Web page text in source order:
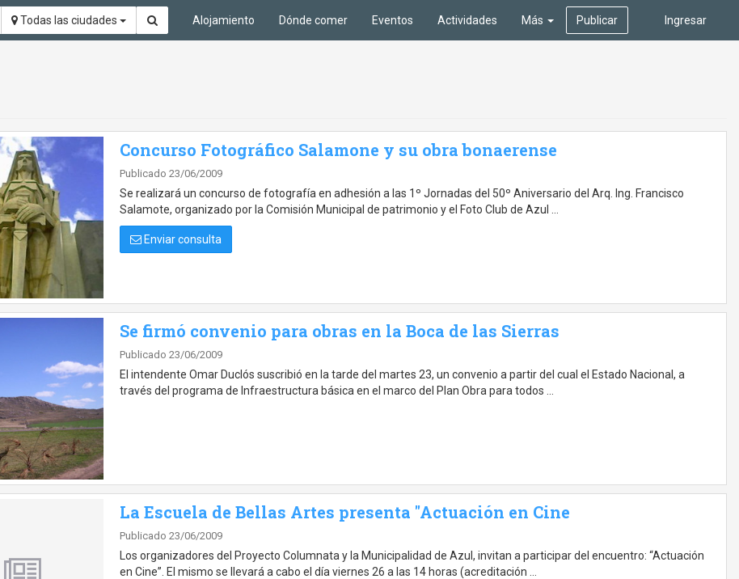
Todas las ciudades Ingresar
Alojamiento Dónde comer Eventos Actividades Más Publicar
Concurso Fotográfico Salamone y su obra bonaerense
Publicado 23/06/2009
Se realizará un concurso de fotografía en adhesión a las 1º Jornadas del 50º Aniversario del Arq. Ing. Francisco
Salamote, organizado por la Comisión Municipal de patrimonio y el Foto Club de Azul …
Enviar consulta
Se firmó convenio para obras en la Boca de las Sierras
Publicado 23/06/2009
El intendente Omar Duclós suscribió en la tarde del martes 23, un convenio a partir del cual el Estado Nacional, a
través del programa de Infraestructura básica en el marco del Plan Obra para todos …
La Escuela de Bellas Artes presenta "Actuación en Cine
Publicado 23/06/2009
Los organizadores del Proyecto Columnata y la Municipalidad de Azul, invitan a participar del encuentro: “Actuación
en Cine”. El mismo se llevará a cabo el día viernes 26 a las 14 horas (acreditación …